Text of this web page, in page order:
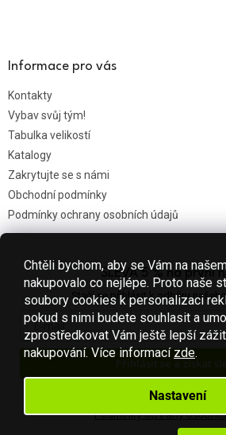
Chtěli bychom, aby se Vám na
nakupovalo co nejlépe. Proto naše
soubory cookies k personalizaci
pokud s nimi budete souhlasit a
zprostředkovat Vám ještě lepší
nakupování. Více informací zde.
Nastavení
Informace pro vás
Kontakty
Vybav svůj tým!
Tabulka velikostí
Katalogy
Zakrytujte se s námi
Obchodní podmínky
Podmínky ochrany osobních údajů
Nákupní košík
0KS /0 KČ
SLEVA 5 % na první
Stačí se přihlásit k odběru
Přihlásit se a získat
Váš e-mail je u nás v
Podmínky ochrany